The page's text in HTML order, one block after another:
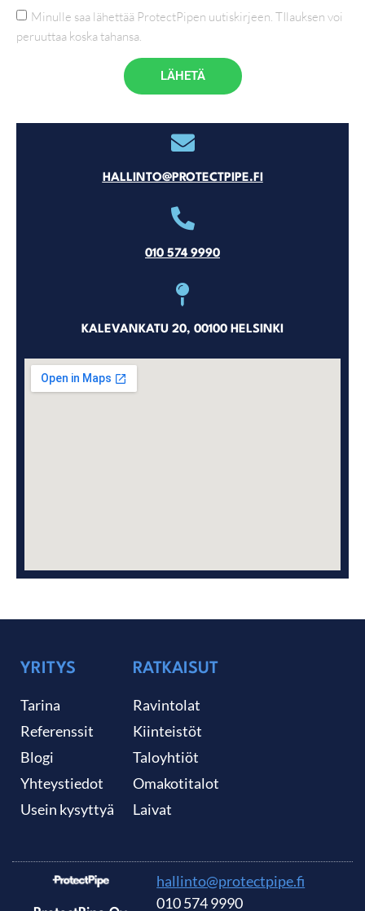
Minulle saa lähettää ProtectPipen uutiskirjeen. TIlauksen voi
peruuttaa koska tahansa.
LÄHETÄ
HALLINTO@PROTECTPIPE.FI
010 574 9990
KALEVANKATU 20, 00100 HELSINKI
YRITYS
Tarina
Referenssit
Blogi
Yhteystiedot
Usein kysyttyä
RATKAISUT
Ravintolat
Kiinteistöt
Taloyhtiöt
Omakotitalot
Laivat
hallinto@protectpipe.fi
010 574 9990